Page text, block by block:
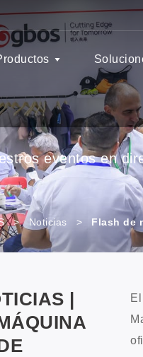
eventos en
> Noticias >
Flash de
|